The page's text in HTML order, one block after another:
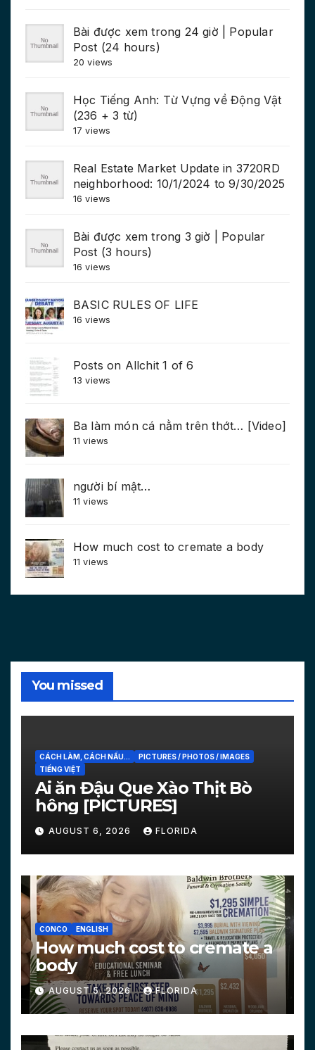
Bài được xem trong 24 giờ | Popular
Post (24 hours)
20 views
Học Tiếng Anh: Từ Vựng về Động Vật
(236 + 3 từ)
17 views
Real Estate Market Update in 3720RD
neighborhood: 10/1/2024 to 9/30/2025
16 views
Bài được xem trong 3 giờ | Popular
Post (3 hours)
16 views
BASIC RULES OF LIFE
16 views
Posts on Allchit 1 of 6
13 views
Ba làm món cá nằm trên thớt… [Video]
11 views
người bí mật…
11 views
How much cost to cremate a body
11 views
You missed
CÁCH LÀM, CÁCH NẤU...
PICTURES / PHOTOS / IMAGES
TIẾNG VIỆT
Ai ăn Đậu Que Xào Thịt Bò
hông [PICTURES]
AUGUST 6, 2026 FLORIDA
CONCO ENGLISH
How much cost to cremate a
body
AUGUST 5, 2026 FLORIDA